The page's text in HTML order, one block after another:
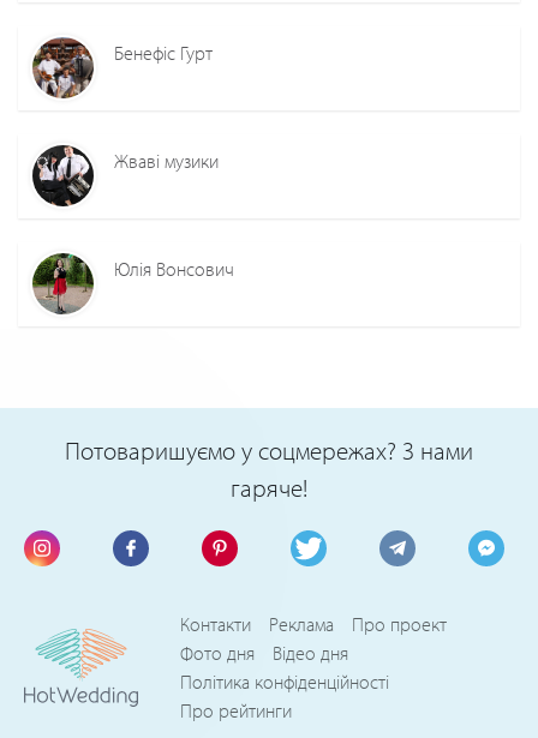
Бенефіс Гурт
Жваві музики
Юлія Вонсович
Потоваришуємо у соцмережах? З нами
гаряче!
Контакти Реклама
Про проект
Фото дня
Відео дня
Політика конфіденційності
Про рейтинги